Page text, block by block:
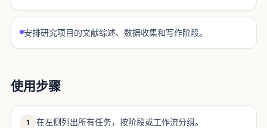
安排研究项目的文献综述、数据收集和写作阶段。
使用步骤
1 在左侧列出所有任务，按阶段或工作流分组。